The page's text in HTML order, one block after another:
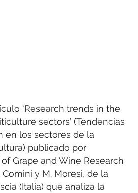
‘Research trends in the
sectors’ (Tendencias
en los sectores de la
publicado por
Grape and Wine Research
y M. Moresi, de la
(Italia) que analiza la